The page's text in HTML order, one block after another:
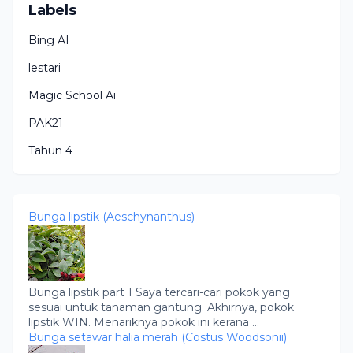
Labels
Bing AI
lestari
Magic School Ai
PAK21
Tahun 4
Bunga lipstik (Aeschynanthus)
Bunga lipstik part 1 Saya tercari-cari pokok yang
sesuai untuk tanaman gantung. Akhirnya, pokok
lipstik WIN. Menariknya pokok ini kerana ...
Bunga setawar halia merah (Costus Woodsonii)